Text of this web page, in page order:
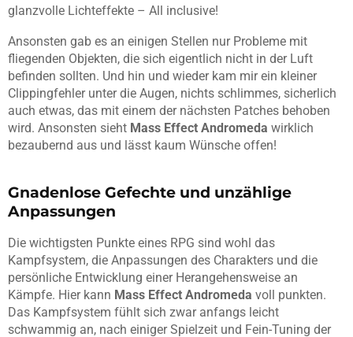
glanzvolle Lichteffekte – All inclusive!
Ansonsten gab es an einigen Stellen nur Probleme mit
fliegenden Objekten, die sich eigentlich nicht in der Luft
befinden sollten. Und hin und wieder kam mir ein kleiner
Clippingfehler unter die Augen, nichts schlimmes, sicherlich
auch etwas, das mit einem der nächsten Patches behoben
wird. Ansonsten sieht Mass Effect Andromeda wirklich
bezaubernd aus und lässt kaum Wünsche offen!
Gnadenlose Gefechte und unzählige
Anpassungen
Die wichtigsten Punkte eines RPG sind wohl das
Kampfsystem, die Anpassungen des Charakters und die
persönliche Entwicklung einer Herangehensweise an
Kämpfe. Hier kann Mass Effect Andromeda voll punkten.
Das Kampfsystem fühlt sich zwar anfangs leicht
schwammig an, nach einiger Spielzeit und Fein-Tuning der